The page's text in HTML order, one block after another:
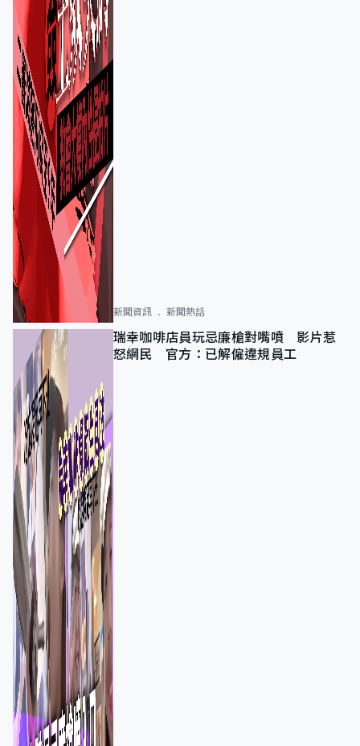
新聞資訊 新聞熱話
瑞幸咖啡店員玩忌廉槍對嘴噴 影片惹
怒網民 官方：已解僱違規員工